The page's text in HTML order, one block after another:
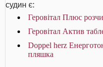
судин є:
Геровітал Плюс
Геровітал Актив
Doppel herz
пляшка